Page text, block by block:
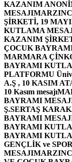
KAZANIM
MESAJI
ŞİRKETİ, 19
KUTLAMA
KAZANIM
ÇOCUK
MARMARA
BAYRAMI
PLATFORMU
A.Ş , 10 KASIM
10 Kasım mesajı
BAYRAMI
Ş.SERTAŞ
BAYRAMI
BAYRAMI
BAYRAMI
GENÇLİK ve
MESAJI